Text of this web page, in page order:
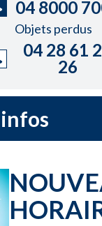
04 8000
Objets perdus
04 28 61
26
infos